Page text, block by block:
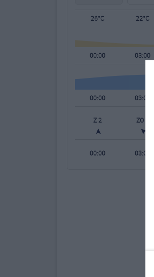
26°C 22°C
00:00 03:00
00:00 03:00
Z 2 ZO 2
00:00 03:00